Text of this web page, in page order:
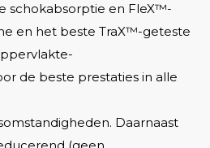
schokabsorptie en FleX™-
en het beste TraX™-geteste
de beste prestaties in alle
Daarnaast